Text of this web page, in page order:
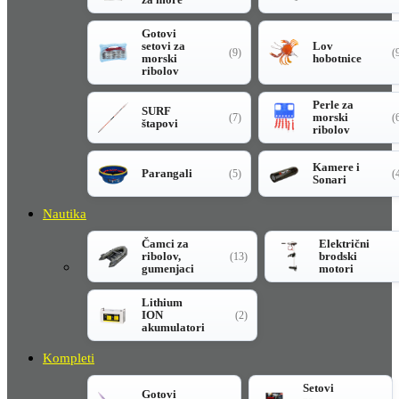
Gotovi
setovi za
morski
ribolov
(9)
Lov
hobotnice
SURF
štapovi
(7)
Perle za
morski
ribolov
Parangali (5)
Kamere i
Sonari
Nautika
Čamci za
ribolov,
gumenjaci
(13)
Električni
brodski
motori
Lithium
ION
akumulatori
(2)
Kompleti
Gotovi
Setovi